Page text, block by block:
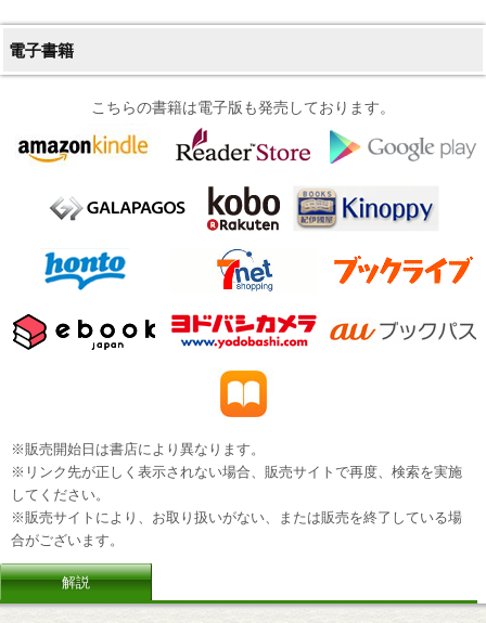
電子書籍
こちらの書籍は電子版も発売しております。
※販売開始日は書店により異なります。
※リンク先が正しく表示されない場合、販売サイトで再度、検索を実施
してください。
※販売サイトにより、お取り扱いがない、または販売を終了している場
合がございます。
解説